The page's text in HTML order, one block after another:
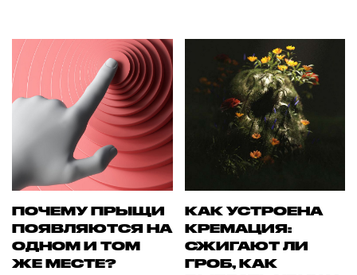
ПОЧЕМУ ПРЫЩИ
ПОЯВЛЯЮТСЯ НА
ОДНОМ И ТОМ
ЖЕ МЕСТЕ?
КАК УСТРОЕНА
КРЕМАЦИЯ:
СЖИГАЮТ ЛИ
ГРОБ, КАК